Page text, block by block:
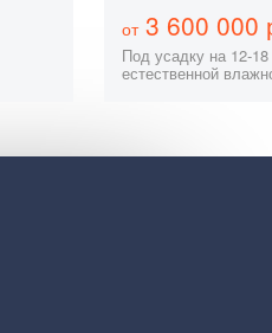
от3 600 000
Под усадку на 12-
естественной